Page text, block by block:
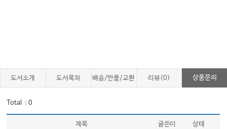
Chapter 64 검사소견과 진단
Chapter 66 치료
Chapter 67 루푸스신염의 치료
도서소개 도서목차 배송/반품/교환 리뷰(0) 상품문의
Total ｜0
제목 글쓴이 상태